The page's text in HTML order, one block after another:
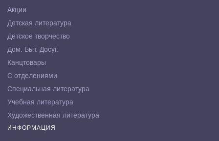
Акции
Детская литература
Детское творчество
Дом. Быт. Досуг.
Канцтовары
С отделениями
Специальная литература
Учебная литература
Художественная литература
ИНФОРМАЦИЯ